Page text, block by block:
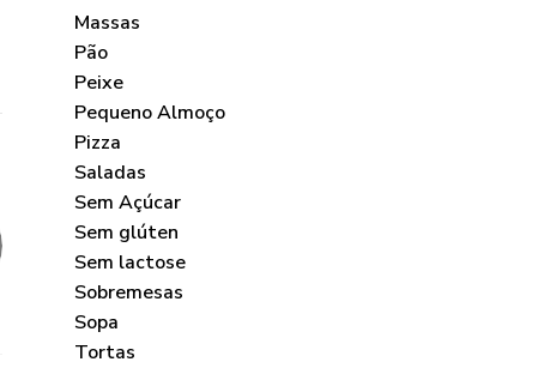
Massas
Pão
Peixe
Pequeno Almoço
Pizza
Saladas
Sem Açúcar
Sem glúten
Sem lactose
Sobremesas
Sopa
Tortas